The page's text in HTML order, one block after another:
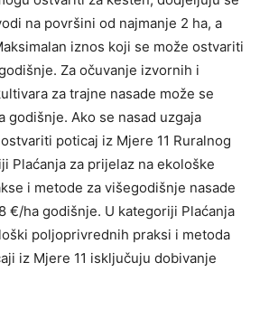
na površini od najmanje 2 ha, a
iznos koji se može ostvariti
Za očuvanje izvornih i
za trajne nasade može se
godišnje. Ako se nasad uzgaja
poticaj iz Mjere 11 Ruralnog
Plaćanja za prijelaz na ekološke
i metode za višegodišnje nasade
€/ha godišnje. U kategoriji Plaćanja
poljoprivrednih praksi i metoda
iz Mjere 11 isključuju dobivanje